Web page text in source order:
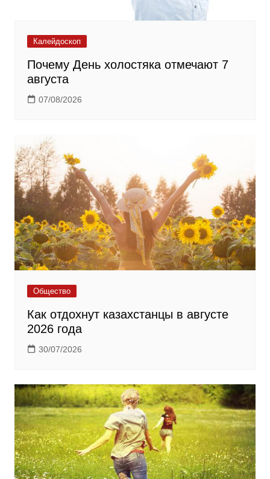
Калейдоскоп
Почему День холостяка отмечают 7
августа
07/08/2026
Общество
Как отдохнут казахстанцы в августе
2026 года
30/07/2026